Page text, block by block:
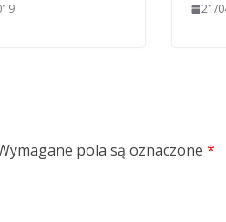
21/
pola są oznaczone *